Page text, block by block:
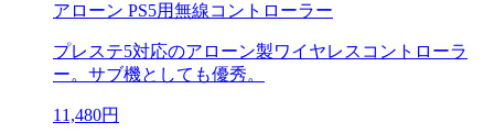
アローン PS5用無線コントローラー
プレステ5対応のアローン製ワイヤレスコントローラ
ー。サブ機としても優秀。
11,480円